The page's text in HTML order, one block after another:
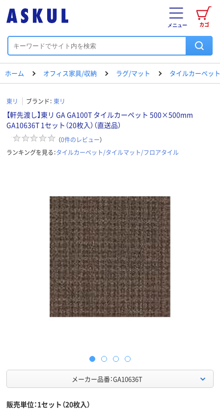
カゴ
メニュー
ホーム オフィス家具/収納 ラグ/マット タイルカーペッ
東リ ブランド： 東リ
【軒先渡し】東リ GA GA100T タイルカーペット 500×500mm
GA10636T 1セット（20枚入）（直送品）
（0件のレビュー）
ランキングを見る：タイルカーペット/タイルマット/フロアタイル
メーカー品番：GA10636T
販売単位：1セット（20枚入）